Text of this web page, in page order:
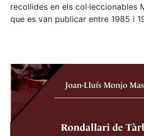
recollides en els col·leccionables
que es van publicar entre 1985 i